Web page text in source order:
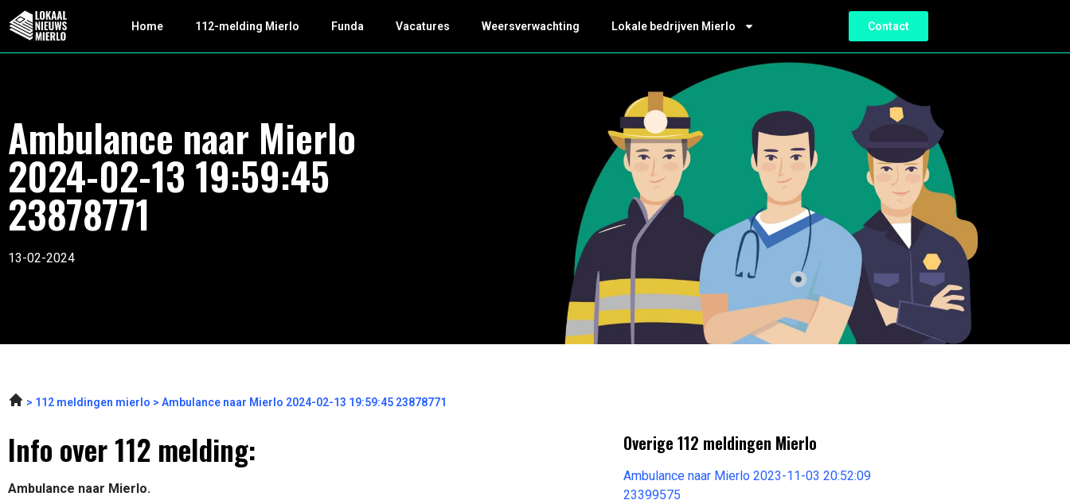
Home 112-melding Mierlo Funda Vacatures Weersverwachting Lokale bedrijven Mierlo Contact
Ambulance naar Mierlo
2024-02-13 19:59:45
23878771
13-02-2024
112 meldingen mierlo Ambulance naar Mierlo 2024-02-13 19:59:45 23878771
Info over 112 melding:
Ambulance naar Mierlo.
Overige 112 meldingen Mierlo
Ambulance naar Mierlo 2023-11-03 20:52:09
23399575